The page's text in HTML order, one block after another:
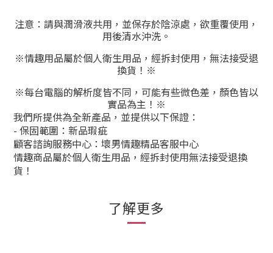
注意：請與潤滑液共用，並保存於陰涼處，欲重覆使用，
用後清水沖洗。
※情趣用品屬於個人衛生用品，經拆封使用，無法接受退
換貨！※
※每台電腦的解析度皆不同，可能有些微色差，顏色皆以
實品為主！※
我們所提供為全新產品，並提供以下保證：
- 保固範圍：新品瑕疵
顧客諮詢服務中心：壞男情趣精品客服中心
情趣商品屬於個人衛生用品，經拆封使用無法接受退換
貨！
了解更多